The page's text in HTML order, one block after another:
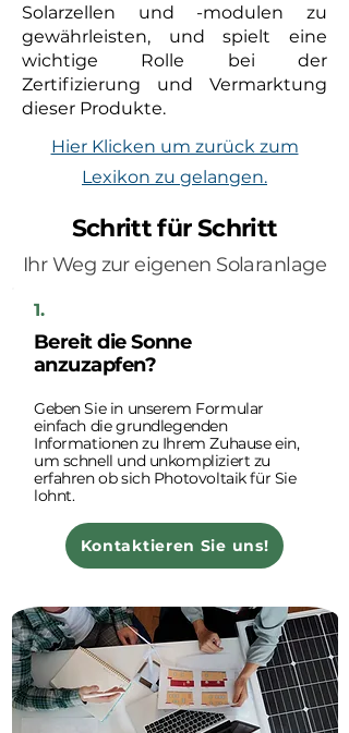
Solarzellen und -modulen zu
gewährleisten, und spielt eine
wichtige Rolle bei der
Zertifizierung und Vermarktung
dieser Produkte.
Hier Klicken um zurück zum
Lexikon zu gelangen.
Schritt für Schritt
Ihr Weg zur eigenen Solaranlage
1.
Bereit die Sonne
anzuzapfen?
Geben Sie in unserem Formular
einfach die grundlegenden
Informationen zu Ihrem Zuhause ein,
um schnell und unkompliziert zu
erfahren ob sich Photovoltaik für Sie
lohnt.
Kontaktieren Sie uns!